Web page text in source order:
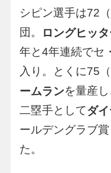
シピン選手は72
団。
ロングヒッ
年と4年連続でセ
入り。とくに75
ームランを量産
二塁手としてダ
ールデングラブ
た。